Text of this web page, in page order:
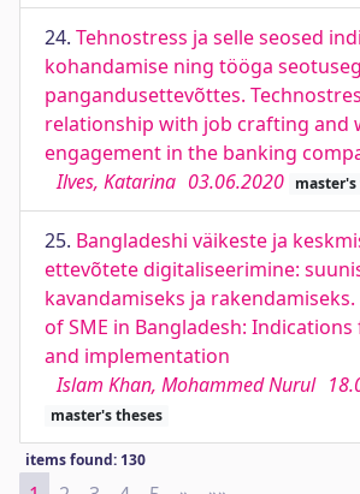
24. Tehnostress ja selle seosed
kohandamise ning tööga
pangandusettevõttes.
relationship with job crafting and
engagement in the banking
Ilves, Katarina 03.06.2020 master's
25. Bangladeshi väikeste ja
ettevõtete digitaliseerimine:
kavandamiseks ja
of SME in Bangladesh:
and implementation
Islam Khan, Mohammed Nurul
master's theses
items found: 130